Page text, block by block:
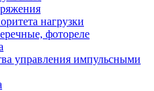
нагрузки
фотореле
управления импульсными